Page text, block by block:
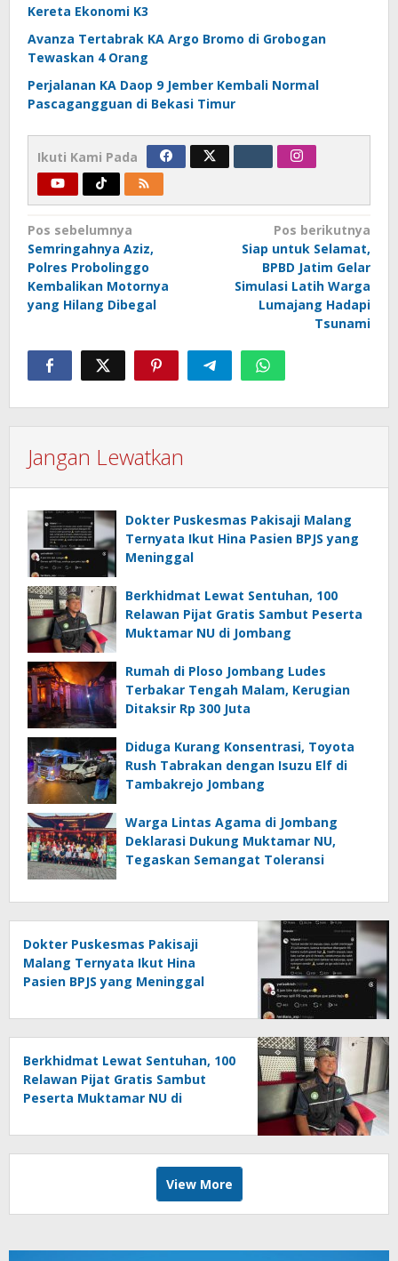
Kereta Ekonomi K3
Avanza Tertabrak KA Argo Bromo di Grobogan
Tewaskan 4 Orang
Perjalanan KA Daop 9 Jember Kembali Normal
Pascagangguan di Bekasi Timur
Ikuti Kami Pada
Navigasi
pos
Pos sebelumnya
Semringahnya Aziz,
Polres Probolinggo
Kembalikan Motornya
yang Hilang Dibegal
Pos berikutnya
Siap untuk Selamat,
BPBD Jatim Gelar
Simulasi Latih Warga
Lumajang Hadapi
Tsunami
Jangan Lewatkan
Dokter Puskesmas Pakisaji Malang
Ternyata Ikut Hina Pasien BPJS yang
Meninggal
Berkhidmat Lewat Sentuhan, 100
Relawan Pijat Gratis Sambut Peserta
Muktamar NU di Jombang
Rumah di Ploso Jombang Ludes
Terbakar Tengah Malam, Kerugian
Ditaksir Rp 300 Juta
Diduga Kurang Konsentrasi, Toyota
Rush Tabrakan dengan Isuzu Elf di
Tambakrejo Jombang
Warga Lintas Agama di Jombang
Deklarasi Dukung Muktamar NU,
Tegaskan Semangat Toleransi
Dokter Puskesmas Pakisaji
Malang Ternyata Ikut Hina
Pasien BPJS yang Meninggal
Berkhidmat Lewat Sentuhan, 100
Relawan Pijat Gratis Sambut
Peserta Muktamar NU di
View More